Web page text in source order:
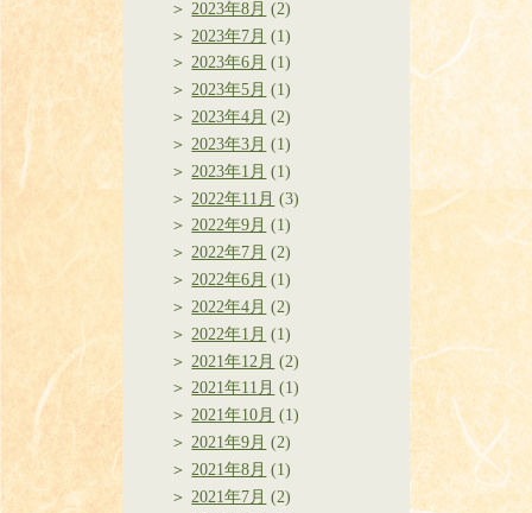
2023年8月 (2)
2023年7月 (1)
2023年6月 (1)
2023年5月 (1)
2023年4月 (2)
2023年3月 (1)
2023年1月 (1)
2022年11月 (3)
2022年9月 (1)
2022年7月 (2)
2022年6月 (1)
2022年4月 (2)
2022年1月 (1)
2021年12月 (2)
2021年11月 (1)
2021年10月 (1)
2021年9月 (2)
2021年8月 (1)
2021年7月 (2)